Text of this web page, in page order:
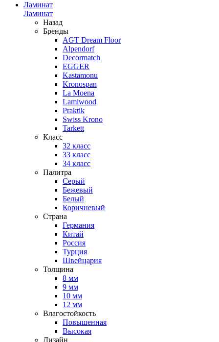
Ламинат
Ламинат
Назад
Бренды
AGT Dream Floor
Alpendorf
Decormatch
EGGER
Kastamonu
Kronospan
La Moena
Lamiwood
Praktik
Swiss Krono
Tarkett
Класс
32 класс
33 класс
34 класс
Палитра
Серый
Бежевый
Белый
Коричневый
Страна
Германия
Китай
Россия
Турция
Швейцария
Толщина
8 мм
9 мм
10 мм
12 мм
Влагостойкость
Повышенная
Высокая
Дизайн